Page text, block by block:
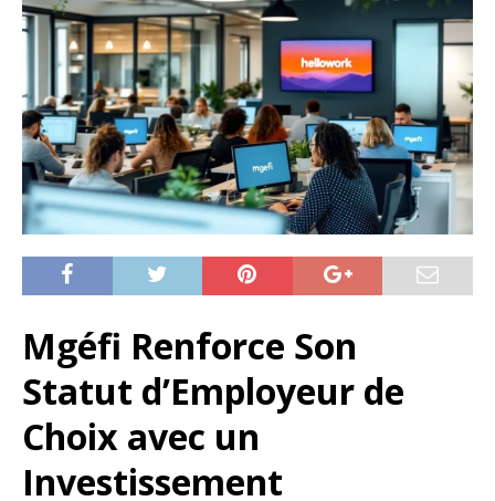
Mgéfi Renforce Son
Statut d’Employeur de
Choix avec un
Investissement